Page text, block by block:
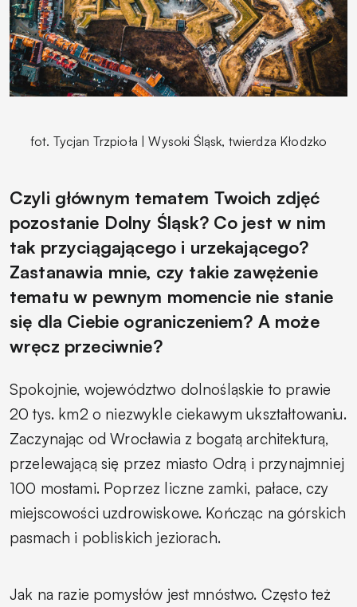
fot. Tycjan Trzpioła | Wysoki Śląsk, twierdza Kłodzko
Czyli głównym tematem Twoich zdjęć
pozostanie Dolny Śląsk? Co jest w nim
tak przyciągającego i urzekającego?
Zastanawia mnie, czy takie zawężenie
tematu w pewnym momencie nie stanie
się dla Ciebie ograniczeniem? A może
wręcz przeciwnie?
Spokojnie, województwo dolnośląskie to prawie
20 tys. km2 o niezwykle ciekawym ukształtowaniu.
Zaczynając od Wrocławia z bogatą architekturą,
przelewającą się przez miasto Odrą i przynajmniej
100 mostami. Poprzez liczne zamki, pałace, czy
miejscowości uzdrowiskowe. Kończąc na górskich
pasmach i pobliskich jeziorach.
Jak na razie pomysłów jest mnóstwo. Często też